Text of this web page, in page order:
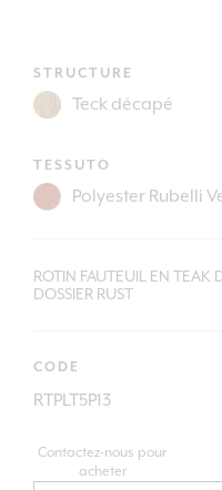
STRUCTURE
TESSUTO
ROTIN FAUTEUIL EN TEAK
DOSSIER RUST
CODE
RTPLT5P13
Contactez-nous pour
acheter